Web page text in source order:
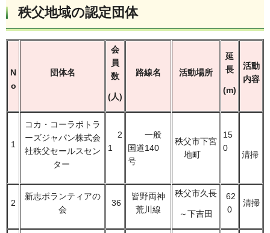
秩父地域の認定団体
N
o
団体名
会
員
数
(人)
路線名 活動場所
延
長
(m)
活動
内容
1
コカ・コーラボトラ
ーズジャパン株式会
社秩父セールスセン
ター
2
1
一般
国道140
号
秩父市下宮
地町
15
0
清掃
2
新志ボランティアの
会
36
皆野両神
荒川線
秩父市久長
～下吉田
62
0
清掃